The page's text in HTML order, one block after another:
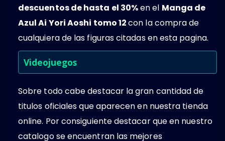
descuentos de hasta el 30%en el Manga de
Azul Ai Yori Aoshi tomo 12con la compra de
cualquiera de las figuras citadas en esta pagina.
Videojuegos
Sobre todo cabe destacar la gran cantidad de
titulos oficiales que aparecen en nuestra tienda
online. Por consiguiente destacar que en nuestro
catalogo se encuentran las mejores